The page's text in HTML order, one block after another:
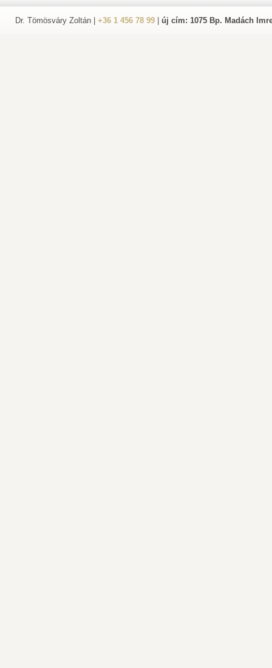
Dr. Tömösváry Zoltán | +36 1 456 78 99 | új cím: 1075 Bp. Madách